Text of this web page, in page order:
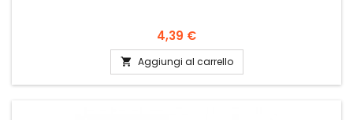
Prezzo
4,39 €
 Aggiungi al carrello